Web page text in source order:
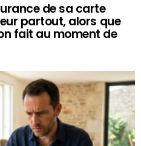
de sa carte
partout, alors que
fait au moment de